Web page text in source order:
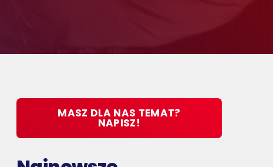
MASZ DLA NAS TEMAT?
NAPISZ!